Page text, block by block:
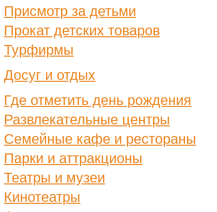
Присмотр за детьми
Прокат детских товаров
Турфирмы
Досуг и отдых
Где отметить день рождения
Развлекательные центры
Семейные кафе и рестораны
Парки и аттракционы
Театры и музеи
Кинотеатры